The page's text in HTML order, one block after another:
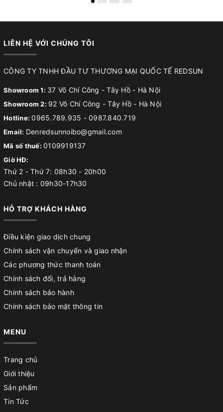
LIÊN HỆ VỚI CHÚNG TÔI
CÔNG TY TNHH ĐẦU TƯ THƯƠNG MẠI QUỐC TẾ REDSUN
Showroom 1: 37 Võ Chí Công - Tây Hồ - Hà Nội
Showroom 2: 92 Võ Chí Công - Tây Hồ - Hà Nội
Hotline:0965.789.935 - 0987.840.719
Email: Denredsunnoibo@gmail.com
Mã số thuế: 0109919137
Giờ HĐ:
Thứ 2 - Thứ 7: 08h30 - 20h00
Chủ nhật : 09h30-17h30
HỖ TRỢ KHÁCH HÀNG
Điều kiện giao dịch chung
Chính sách vận chuyển và giao nhận
Các phương thức thanh toán
Chính sách đổi, trả hàng
Chính sách bảo hành
Chính sách bảo mật thông tin
MENU
Trang chủ
Giới thiệu
Sản phẩm
Tin Tức